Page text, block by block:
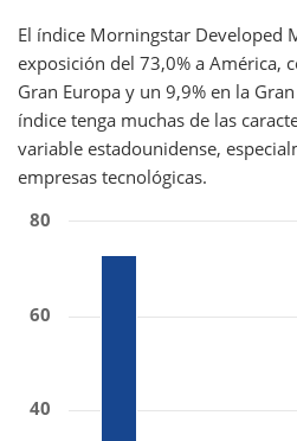
El índice Morningstar Developed
exposición del 73,0% a América,
Gran Europa y un 9,9% en la
índice tenga muchas de las
variable estadounidense,
empresas tecnológicas.
40
60
80